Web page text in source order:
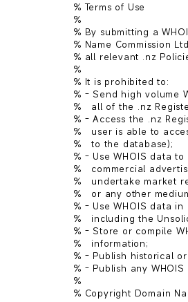
% Terms of Use
%
% By submitting a
% Name Commission
% all relevant .nz
%
% It is prohibited to:
% - Send high volume
%   all of the .nz
% - Access the .nz
%   user is able to
%   to the database);
% - Use WHOIS data
%   commercial
%   undertake market
%   or any other
% - Use WHOIS data
%   including the
% - Store or compile
%   information;
% - Publish historical
% - Publish any
%
% Copyright Domain